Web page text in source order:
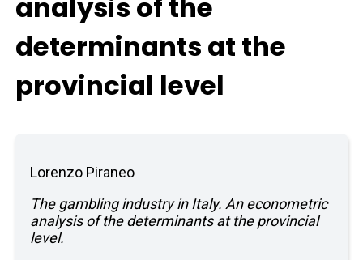
analysis of the
determinants at the
provincial level
Lorenzo Piraneo
The gambling industry in Italy. An econometric
analysis of the determinants at the provincial
level.